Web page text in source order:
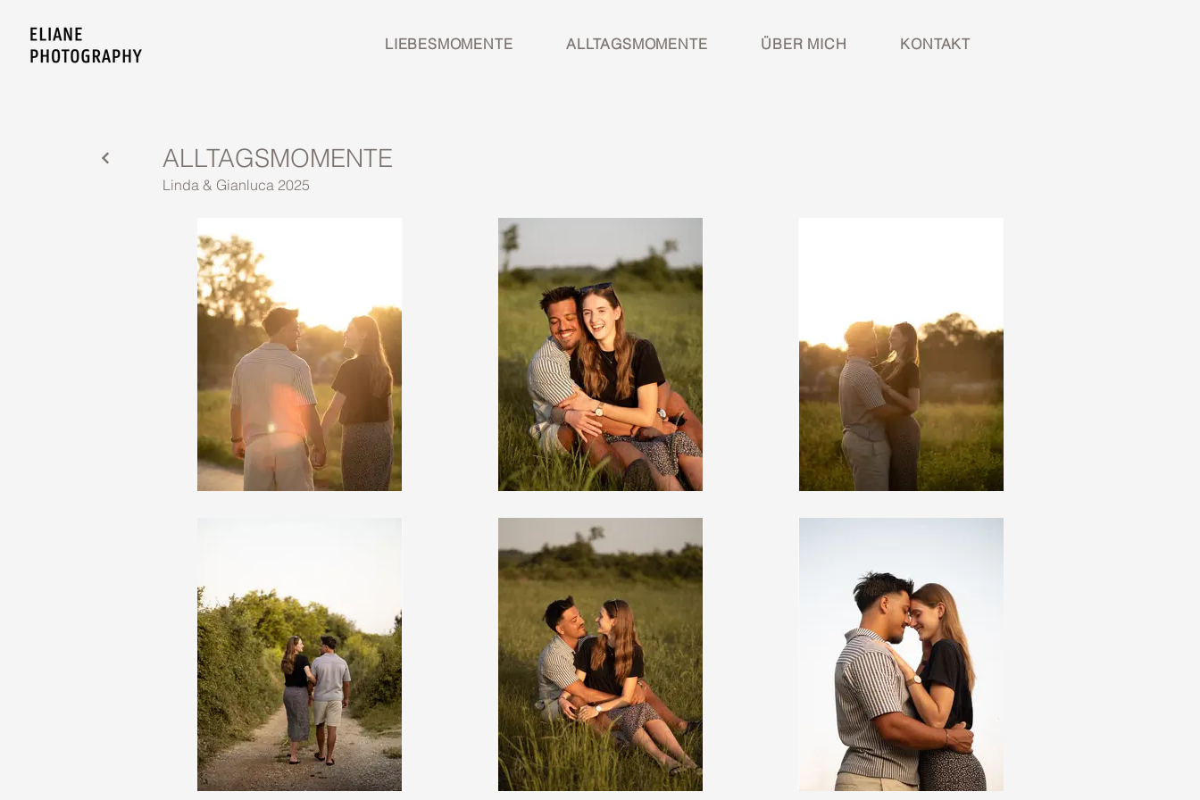
LIEBESMOMENTE ALLTAGSMOMENTE ÜBER MICH KONTAKT
ALLTAGSMOMENTE
Linda & Gianluca 2025